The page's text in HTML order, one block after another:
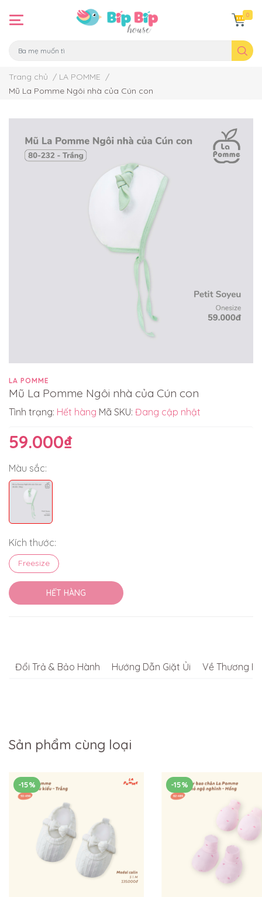
0
Trang chủ / LA POMME /
Mũ La Pomme Ngôi nhà của Cún con
LA POMME
Mũ La Pomme Ngôi nhà của Cún con
Tình trạng: Hết hàng Mã SKU: Đang cập nhật
59.000₫
Màu sắc:
Kích thước:
Freesize
HẾT HÀNG
Đổi Trả & Bảo Hành Hướng Dẫn Giặt Ủi Về Thương
Sản phẩm cùng loại
-15% -15%